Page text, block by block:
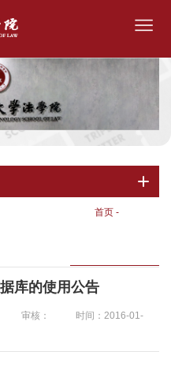
首页 -
库的使用公告
审核： 时间：2016-01-